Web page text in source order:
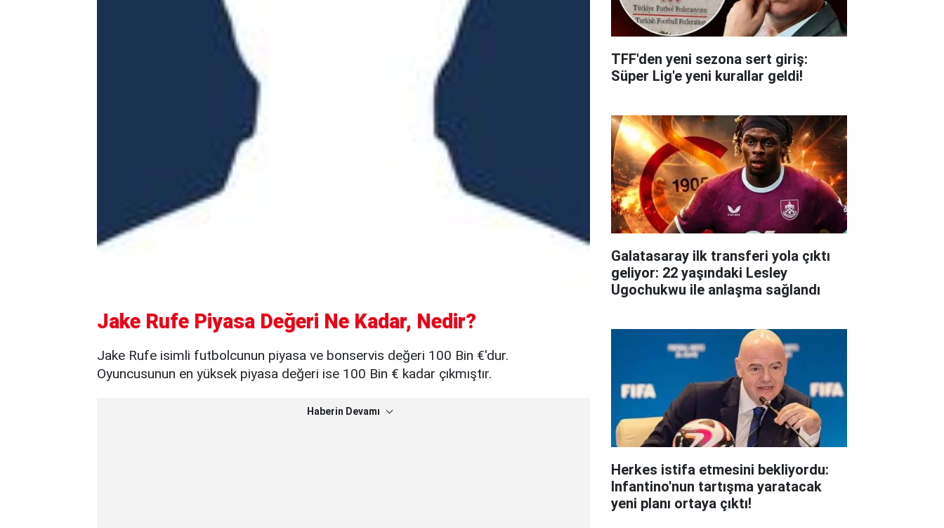
Jake Rufe Piyasa Değeri Ne Kadar, Nedir?
Jake Rufe isimli futbolcunun piyasa ve bonservis değeri 100 Bin €'dur.
Oyuncusunun en yüksek piyasa değeri ise 100 Bin € kadar çıkmıştır.
Haberin Devamı
TFF'den yeni sezona sert giriş:
Süper Lig'e yeni kurallar geldi!
Galatasaray ilk transferi yola çıktı
geliyor: 22 yaşındaki Lesley
Ugochukwu ile anlaşma sağlandı
Herkes istifa etmesini bekliyordu:
Infantino'nun tartışma yaratacak
yeni planı ortaya çıktı!